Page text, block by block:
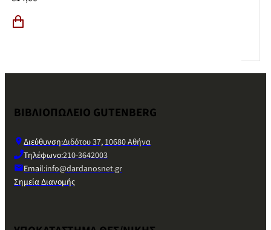
ΒΙΒΛΙΟΠΩΛΕΙΟ GUTENBERG
Διεύθυνση:Διδότου 37, 10680 Αθήνα
Τηλέφωνο:210-3642003
Email:info@dardanosnet.gr
Σημεία Διανομής